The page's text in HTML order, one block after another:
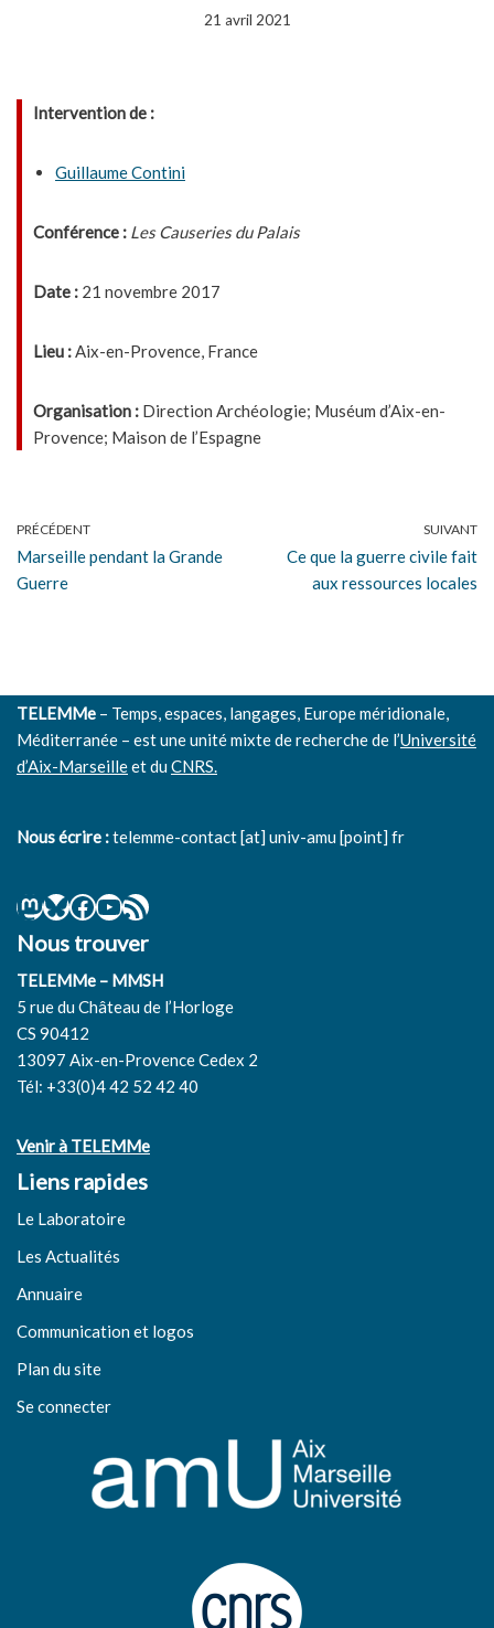
21 avril 2021
Intervention de :
Guillaume Contini
Conférence : Les Causeries du Palais
Date : 21 novembre 2017
Lieu :Aix-en-Provence, France
Organisation : Direction Archéologie; Muséum d’Aix-en-
Provence; Maison de l’Espagne
PRÉCÉDENT
Marseille pendant la Grande
Guerre
SUIVANT
Ce que la guerre civile fait
aux ressources locales
TELEMMe – Temps, espaces, langages, Europe méridionale,
Méditerranée – est une unité mixte de recherche de l’Université
d’Aix-Marseilleet duCNRS.
Nous écrire :telemme-contact [at] univ-amu [point] fr
Nous trouver
TELEMMe – MMSH
5 rue du Château de l’Horloge
CS 90412
13097 Aix-en-Provence Cedex 2
Tél: +33(0)4 42 52 42 40
Venir à TELEMMe
Liens rapides
Le Laboratoire
Les Actualités
Annuaire
Communication et logos
Plan du site
Se connecter